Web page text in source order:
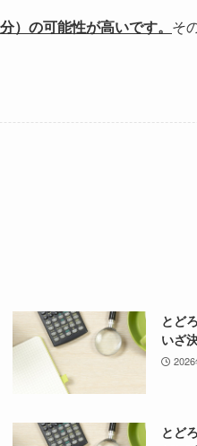
）の可能性が高いです。 そ
とど
いざ
とど